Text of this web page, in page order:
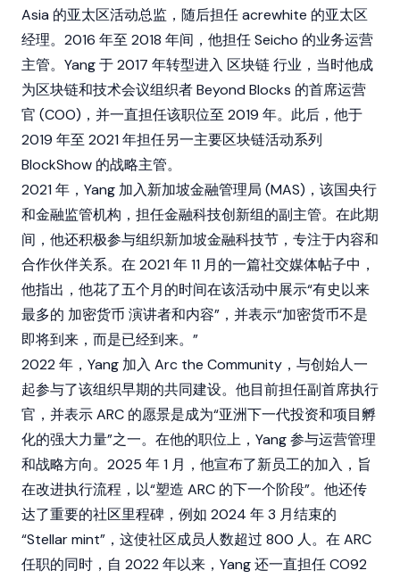
Asia 的亚太区活动总监，随后担任 acrewhite 的亚太区
经理。2016 年至 2018 年间，他担任 Seicho 的业务运营
主管。Yang 于 2017 年转型进入 区块链行业，当时他成
为区块链和技术会议组织者 Beyond Blocks 的首席运营
官 (COO)，并一直担任该职位至 2019 年。此后，他于
2019 年至 2021 年担任另一主要区块链活动系列
BlockShow 的战略主管。
2021 年，Yang 加入新加坡金融管理局 (MAS)，该国央行
和金融监管机构，担任金融科技创新组的副主管。在此期
间，他还积极参与组织新加坡金融科技节，专注于内容和
合作伙伴关系。在 2021 年 11 月的一篇社交媒体帖子中，
他指出，他花了五个月的时间在该活动中展示“有史以来
最多的 加密货币 演讲者和内容”，并表示“加密货币不是
即将到来，而是已经到来。”
2022 年，Yang 加入 Arc the Community，与创始人一
起参与了该组织早期的共同建设。他目前担任副首席执行
官，并表示 ARC 的愿景是成为“亚洲下一代投资和项目孵
化的强大力量”之一。在他的职位上，Yang 参与运营管理
和战略方向。2025 年 1 月，他宣布了新员工的加入，旨
在改进执行流程，以“塑造 ARC 的下一个阶段”。他还传
达了重要的社区里程碑，例如 2024 年 3 月结束的
“Stellar mint”，这使社区成员人数超过 800 人。在 ARC
任职的同时，自 2022 年以来，Yang 还一直担任 CO92